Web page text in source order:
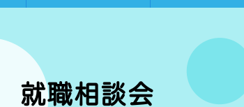
就職相談会